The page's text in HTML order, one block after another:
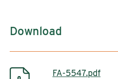
Download
FA-5547.pdf